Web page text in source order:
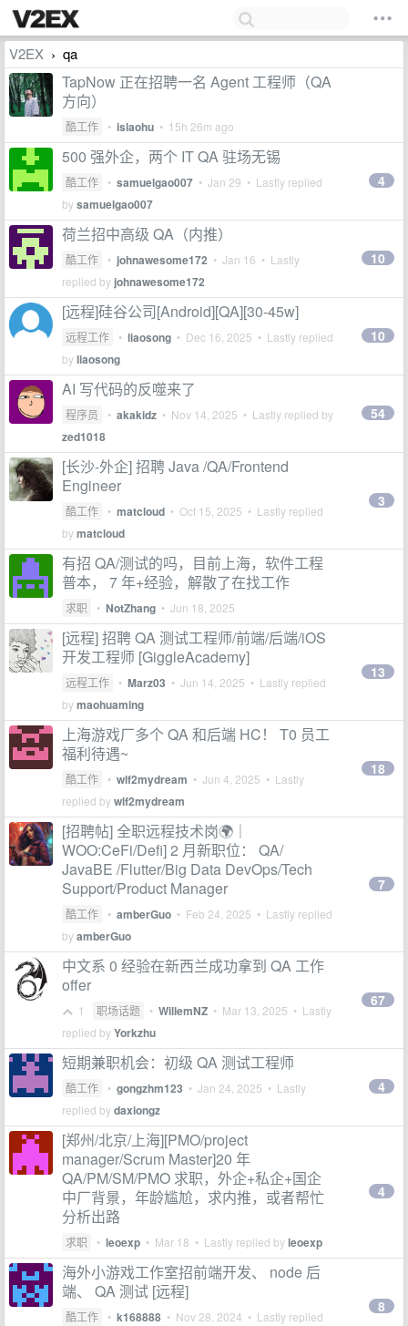
V2EX › qa
TapNow 正在招聘一名 Agent 工程师（QA
方向）
酷工作 • islaohu • 15h 26m ago
500 强外企，两个 IT QA 驻场无锡
酷工作 • samuelgao007 • Jan 29 • Lastly replied
bysamuelgao007
4
荷兰招中高级 QA（内推）
酷工作 • johnawesome172 • Jan 16 • Lastly
replied by johnawesome172
10
[远程]硅谷公司[Android][QA][30-45w]
远程工作 • liaosong • Dec 16, 2025 • Lastly replied
byliaosong
10
AI 写代码的反噬来了
程序员 • akakidz • Nov 14, 2025 • Lastly replied by
zed1018
54
[长沙-外企] 招聘 Java /QA/Frontend
Engineer
酷工作 • matcloud • Oct 15, 2025 • Lastly replied
bymatcloud
3
有招 QA/测试的吗，目前上海，软件工程
普本， 7 年+经验，解散了在找工作
求职 • NotZhang • Jun 18, 2025
[远程] 招聘 QA 测试工程师/前端/后端/iOS
开发工程师 [GiggleAcademy]
远程工作 • Marz03 • Jun 14, 2025 • Lastly replied
bymaohuaming
13
上海游戏厂多个 QA 和后端 HC！ T0 员工
福利待遇~
酷工作 • wlf2mydream • Jun 4, 2025 • Lastly
replied bywlf2mydream
18
[招聘帖] 全职远程技术岗🌍｜
WOO:CeFi/Defi] 2 月新职位： QA/
JavaBE /Flutter/Big Data DevOps/Tech
Support/Product Manager
酷工作 • amberGuo • Feb 24, 2025 • Lastly replied
byamberGuo
7
中文系 0 经验在新西兰成功拿到 QA 工作
offer
1 职场话题 • WillemNZ • Mar 13, 2025 • Lastly
replied byYorkzhu
67
短期兼职机会：初级 QA 测试工程师
酷工作 • gongzhm123 • Jan 24, 2025 • Lastly
replied bydaxiongz
4
[郑州/北京/上海][PMO/project
manager/Scrum Master]20 年
QA/PM/SM/PMO 求职，外企+私企+国企
中厂背景，年龄尴尬，求内推，或者帮忙
分析出路
求职 • leoexp • Mar 18 • Lastly replied byleoexp
4
海外小游戏工作室招前端开发、 node 后
端、 QA 测试 [远程]
酷工作 • k168888 • Nov 28, 2024 • Lastly replied
8